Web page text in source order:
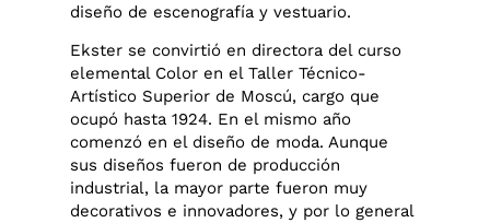
diseño de escenografía y vestuario.
Ekster se convirtió en directora del curso
elemental Color en el Taller Técnico-
Artístico Superior de Moscú, cargo que
ocupó hasta 1924. En el mismo año
comenzó en el diseño de moda. Aunque
sus diseños fueron de producción
industrial, la mayor parte fueron muy
decorativos e innovadores, y por lo general